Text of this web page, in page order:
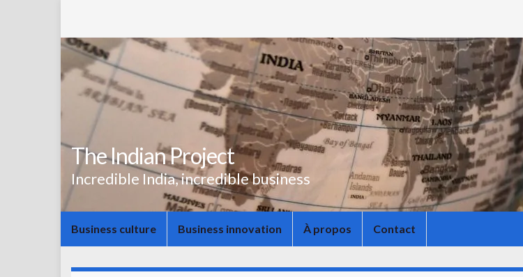
The Indian Project
Incredible India, incredible business
Business culture Business innovation À propos Contact